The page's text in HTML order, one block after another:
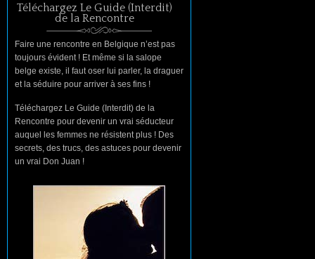
Téléchargez Le Guide (Interdit)
de la Rencontre
Faire une rencontre en Belgique n’est pas
toujours évident ! Et même si la salope
belge existe, il faut oser lui parler, la draguer
et la séduire pour arriver à ses fins !
Téléchargez Le Guide (Interdit) de la
Rencontre pour devenir un vrai séducteur
auquel les femmes ne résistent plus ! Des
secrets, des trucs, des astuces pour devenir
un vrai Don Juan !